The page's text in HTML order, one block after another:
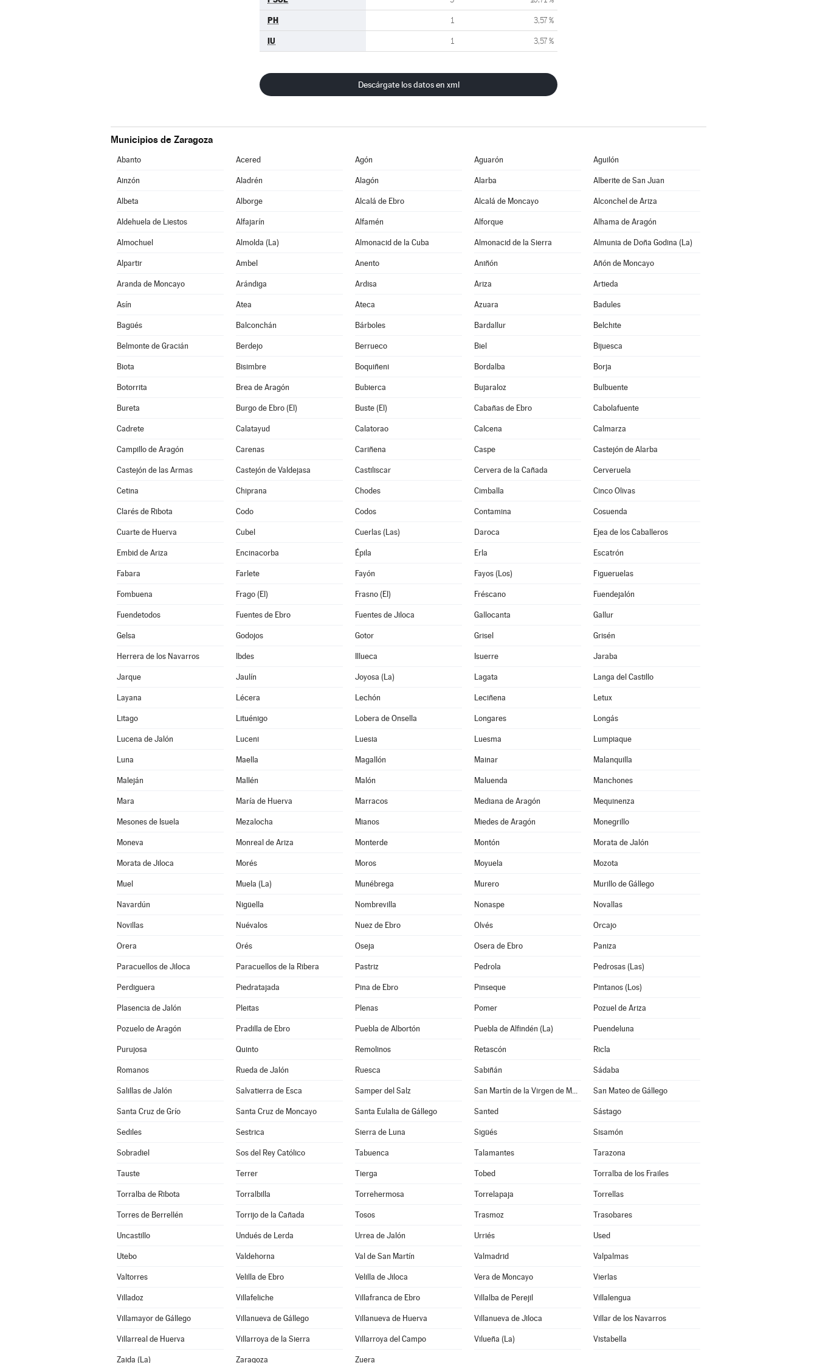
PH 1 3,57 %
IU 1 3,57 %
Descárgate los datos en xml
Municipios de Zaragoza
Abanto Acered Agón Aguarón Aguilón
Ainzón Aladrén Alagón Alarba Alberite de San Juan
Albeta Alborge Alcalá de Ebro Alcalá de Moncayo Alconchel de Ariza
Aldehuela de Liestos Alfajarín Alfamén Alforque Alhama de Aragón
Almochuel Almolda (La) Almonacid de la Cuba Almonacid de la Sierra Almunia de Doña Godina (La)
Alpartir Ambel Anento Aniñón Añón de Moncayo
Aranda de Moncayo Arándiga Ardisa Ariza Artieda
Asín Atea Ateca Azuara Badules
Bagüés Balconchán Bárboles Bardallur Belchite
Belmonte de Gracián Berdejo Berrueco Biel Bijuesca
Biota Bisimbre Boquiñeni Bordalba Borja
Botorrita Brea de Aragón Bubierca Bujaraloz Bulbuente
Bureta Burgo de Ebro (El) Buste (El) Cabañas de Ebro Cabolafuente
Cadrete Calatayud Calatorao Calcena Calmarza
Campillo de Aragón Carenas Cariñena Caspe Castejón de Alarba
Castejón de las Armas Castejón de Valdejasa Castiliscar Cervera de la Cañada Cerveruela
Cetina Chiprana Chodes Cimballa Cinco Olivas
Clarés de Ribota Codo Codos Contamina Cosuenda
Cuarte de Huerva Cubel Cuerlas (Las) Daroca Ejea de los Caballeros
Embid de Ariza Encinacorba Épila Erla Escatrón
Fabara Farlete Fayón Fayos (Los) Figueruelas
Fombuena Frago (El) Frasno (El) Fréscano Fuendejalón
Fuendetodos Fuentes de Ebro Fuentes de Jiloca Gallocanta Gallur
Gelsa Godojos Gotor Grisel Grisén
Herrera de los Navarros Ibdes Illueca Isuerre Jaraba
Jarque Jaulín Joyosa (La) Lagata Langa del Castillo
Layana Lécera Lechón Leciñena Letux
Litago Lituénigo Lobera de Onsella Longares Longás
Lucena de Jalón Luceni Luesia Luesma Lumpiaque
Luna Maella Magallón Mainar Malanquilla
Maleján Mallén Malón Maluenda Manchones
Mara María de Huerva Marracos Mediana de Aragón Mequinenza
Mesones de Isuela Mezalocha Mianos Miedes de Aragón Monegrillo
Moneva Monreal de Ariza Monterde Montón Morata de Jalón
Morata de Jiloca Morés Moros Moyuela Mozota
Muel Muela (La) Munébrega Murero Murillo de Gállego
Navardún Nigüella Nombrevilla Nonaspe Novallas
Novillas Nuévalos Nuez de Ebro Olvés Orcajo
Orera Orés Oseja Osera de Ebro Paniza
Paracuellos de Jiloca Paracuellos de la Ribera Pastriz Pedrola Pedrosas (Las)
Perdiguera Piedratajada Pina de Ebro Pinseque Pintanos (Los)
Plasencia de Jalón Pleitas Plenas Pomer Pozuel de Ariza
Pozuelo de Aragón Pradilla de Ebro Puebla de Albortón Puebla de Alfindén (La) Puendeluna
Purujosa Quinto Remolinos Retascón Ricla
Romanos Rueda de Jalón Ruesca Sabiñán Sádaba
Salillas de Jalón Salvatierra de Esca Samper del Salz San Martín de la Virgen de Moncayo San Mateo de Gállego
Santa Cruz de Grío Santa Cruz de Moncayo Santa Eulalia de Gállego Santed Sástago
Sediles Sestrica Sierra de Luna Sigüés Sisamón
Sobradiel Sos del Rey Católico Tabuenca Talamantes Tarazona
Tauste Terrer Tierga Tobed Torralba de los Frailes
Torralba de Ribota Torralbilla Torrehermosa Torrelapaja Torrellas
Torres de Berrellén Torrijo de la Cañada Tosos Trasmoz Trasobares
Uncastillo Undués de Lerda Urrea de Jalón Urriés Used
Utebo Valdehorna Val de San Martín Valmadrid Valpalmas
Valtorres Velilla de Ebro Velilla de Jiloca Vera de Moncayo Vierlas
Villadoz Villafeliche Villafranca de Ebro Villalba de Perejil Villalengua
Villamayor de Gállego Villanueva de Gállego Villanueva de Huerva Villanueva de Jiloca Villar de los Navarros
Villarreal de Huerva Villarroya de la Sierra Villarroya del Campo Vilueña (La) Vistabella
Zaida (La) Zaragoza Zuera